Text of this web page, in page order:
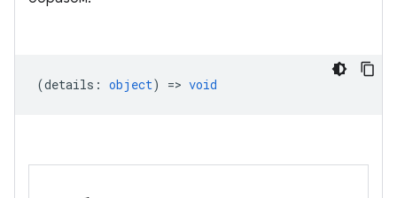
(details : object) => void